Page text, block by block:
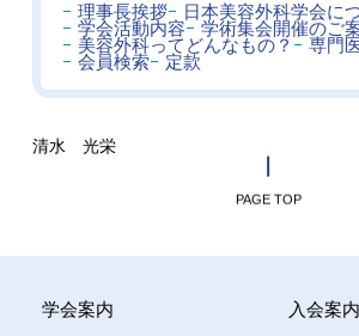
理事長挨拶 日本美容外科学会に
学会活動内容
学術集会開催のご
美容外科ってどんなもの？
専門
会員検索
定款
清水 光栄
PAGE TOP
学会案内 入会案内